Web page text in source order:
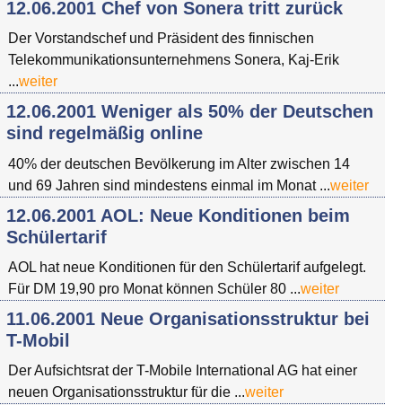
12.06.2001 Chef von Sonera tritt zurück
Der Vorstandschef und Präsident des finnischen
Telekommunikationsunternehmens Sonera, Kaj-Erik
...weiter
12.06.2001 Weniger als 50% der Deutschen
sind regelmäßig online
40% der deutschen Bevölkerung im Alter zwischen 14
und 69 Jahren sind mindestens einmal im Monat ...weiter
12.06.2001 AOL: Neue Konditionen beim
Schülertarif
AOL hat neue Konditionen für den Schülertarif aufgelegt.
Für DM 19,90 pro Monat können Schüler 80 ...weiter
11.06.2001 Neue Organisationsstruktur bei
T-Mobil
Der Aufsichtsrat der T-Mobile International AG hat einer
neuen Organisationsstruktur für die ...weiter